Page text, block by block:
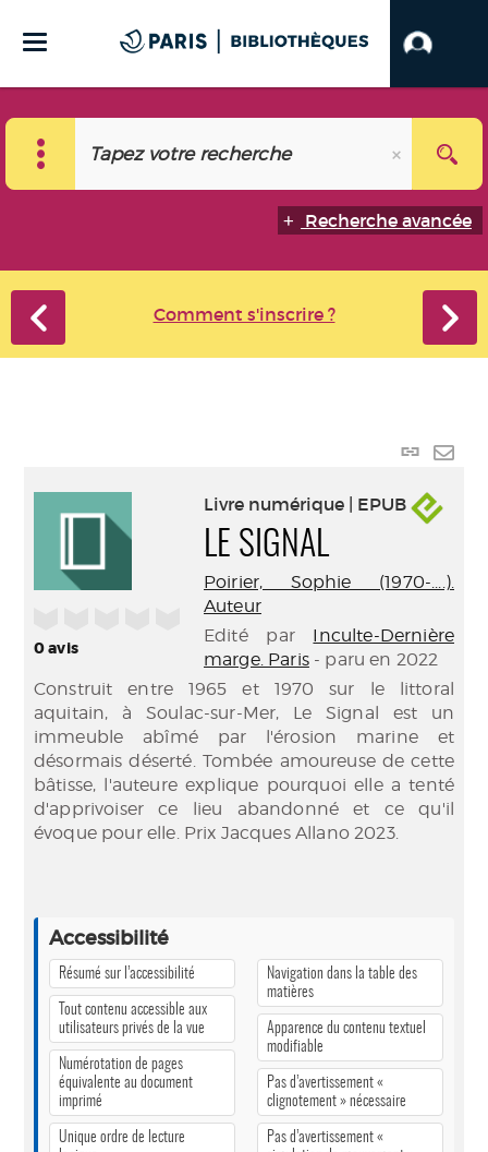
Recherche avancée
Comment s'inscrire ?
Lien
0avis
Livre numérique | EPUB
LE SIGNAL
Poirier, Sophie (1970-....).
Auteur
Edité par Inculte-Dernière
marge. Paris- paru en 2022
Construit entre 1965 et 1970 sur le littoral
aquitain, à Soulac-sur-Mer, Le Signal est un
immeuble abîmé par l'érosion marine et
désormais déserté. Tombée amoureuse de cette
bâtisse, l'auteure explique pourquoi elle a tenté
d'apprivoiser ce lieu abandonné et ce qu'il
évoque pour elle. Prix Jacques Allano 2023.
Accessibilité
Résumé sur l’accessibilité
Tout contenu accessible aux
utilisateurs privés de la vue
Numérotation de pages
équivalente au document
imprimé
Unique ordre de lecture
Navigation dans la table des
matières
Apparence du contenu textuel
modifiable
Pas d’avertissement «
clignotement » nécessaire
Pas d’avertissement «